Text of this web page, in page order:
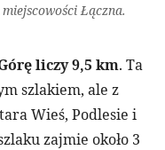
Łączna.
liczy 9,5 km. Ta
szlakiem, ale z
Wieś, Podlesie i
zajmie około 3